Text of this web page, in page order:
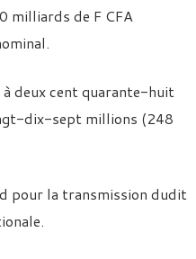
milliards de F CFA
à deux cent quarante-huit
dix-sept millions (248
pour la transmission dudit